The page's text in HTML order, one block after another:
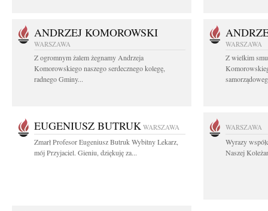
ANDRZEJ KOMOROWSKI
WARSZAWA
Z ogromnym żalem żegnamy Andrzeja
Komorowskiego naszego serdecznego kolegę,
radnego Gminy...
WARSZAWA
Z wielkim
EUGENIUSZ BUTRUK WARSZAWA
Zmarł Profesor Eugeniusz Butruk Wybitny Lekarz,
mój Przyjaciel. Gieniu, dziękuję za...
WARSZAWA
Wyrazy
Naszej